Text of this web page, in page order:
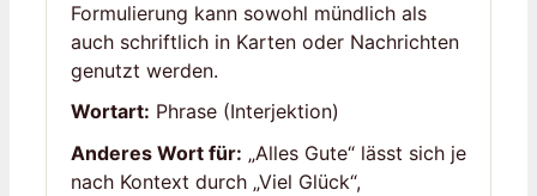
Formulierung kann sowohl mündlich als
auch schriftlich in Karten oder Nachrichten
genutzt werden.
Wortart: Phrase (Interjektion)
Anderes Wort für: „Alles Gute“ lässt sich je
nach Kontext durch „Viel Glück“,